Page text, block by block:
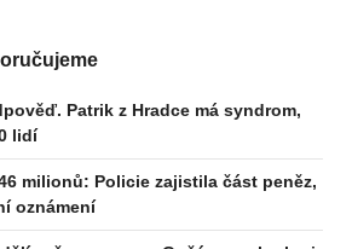
Patrik z Hradce má syndrom,
lidí
milionů: Policie zajistila část peněz,
oznámení